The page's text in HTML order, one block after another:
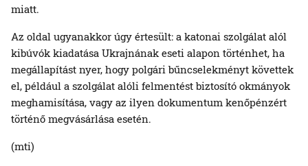
miatt.
Az oldal ugyanakkor úgy értesült: a katonai szolgálat alól
kibúvók kiadatása Ukrajnának eseti alapon történhet, ha
megállapítást nyer, hogy polgári bűncselekményt követtek
el, például a szolgálat alóli felmentést biztosító okmányok
meghamisítása, vagy az ilyen dokumentum kenőpénzért
történő megvásárlása esetén.
(mti)